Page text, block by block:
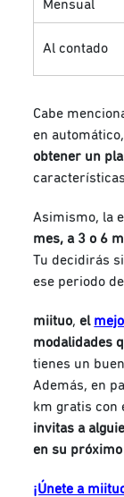
Mensual
Al contado
Cabe
en automático,
obtener un
Asimismo, la
mes, a 3 o 6
Tu decidirás
ese periodo
miituo, el
modalidades
tienes un
Además, en
km gratis con
invitas a
en su
¡Únete a